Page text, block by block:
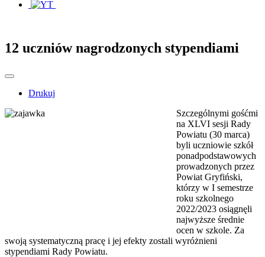
12 uczniów nagrodzonych stypendiami
Drukuj
Szczególnymi gośćmi
na XLVI sesji Rady
Powiatu (30 marca)
byli uczniowie szkół
ponadpodstawowych
prowadzonych przez
Powiat Gryfiński,
którzy w I semestrze
roku szkolnego
2022/2023 osiągnęli
najwyższe średnie
ocen w szkole. Za
swoją systematyczną pracę i jej efekty zostali wyróżnieni
stypendiami Rady Powiatu.